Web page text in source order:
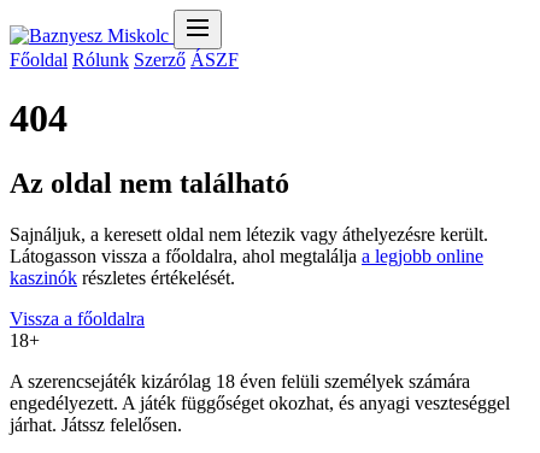
Főoldal Rólunk Szerző ÁSZF
404
Az oldal nem található
Sajnáljuk, a keresett oldal nem létezik vagy áthelyezésre került.
Látogasson vissza a főoldalra, ahol megtalálja a legjobb online
kaszinók részletes értékelését.
Vissza a főoldalra
18+
A szerencsejáték kizárólag 18 éven felüli személyek számára
engedélyezett. A játék függőséget okozhat, és anyagi veszteséggel
járhat. Játssz felelősen.